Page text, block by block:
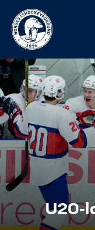
U20-